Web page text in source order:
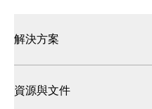
解決方案
資源與文件